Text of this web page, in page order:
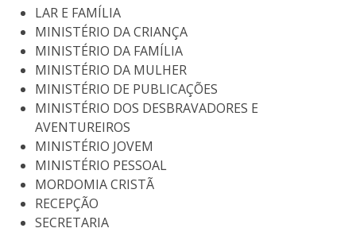
LAR E FAMÍLIA
MINISTÉRIO DA CRIANÇA
MINISTÉRIO DA FAMÍLIA
MINISTÉRIO DA MULHER
MINISTÉRIO DE PUBLICAÇÕES
MINISTÉRIO DOS DESBRAVADORES E
AVENTUREIROS
MINISTÉRIO JOVEM
MINISTÉRIO PESSOAL
MORDOMIA CRISTÃ
RECEPÇÃO
SECRETARIA